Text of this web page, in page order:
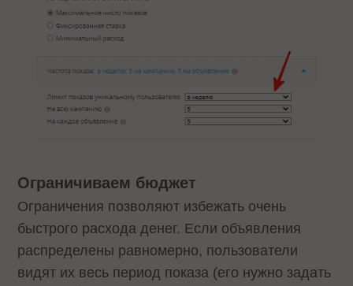
Ограничиваем бюджет
Ограничения позволяют избежать очень
быстрого расхода денег. Если объявления
распределены равномерно, пользователи
видят их весь период показа (его нужно задать